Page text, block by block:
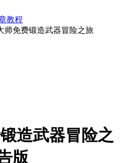
教程
师免费锻造武器冒险之旅
造武器冒险之
版